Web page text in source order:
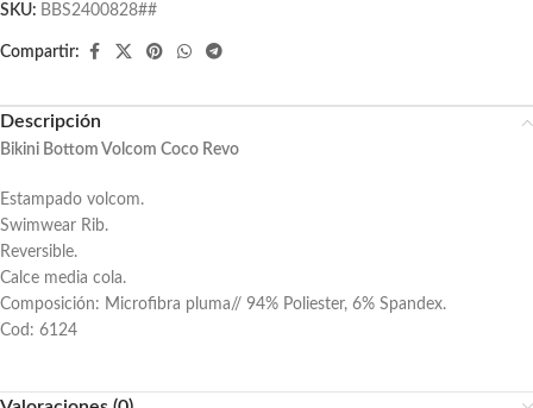
SKU: BBS2400828##
Compartir:
Descripción
Bikini Bottom Volcom Coco Revo
Estampado volcom.
Swimwear Rib.
Reversible.
Calce media cola.
Composición: Microfibra pluma// 94% Poliester, 6% Spandex.
Cod: 6124